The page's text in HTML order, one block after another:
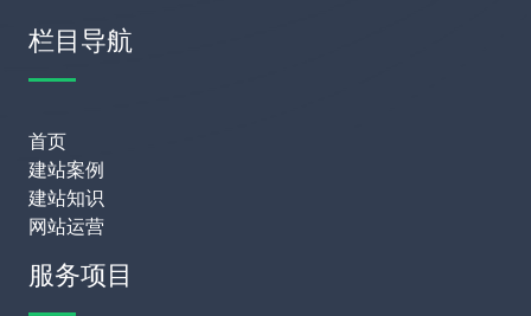
栏目导航
首页
建站案例
建站知识
网站运营
服务项目